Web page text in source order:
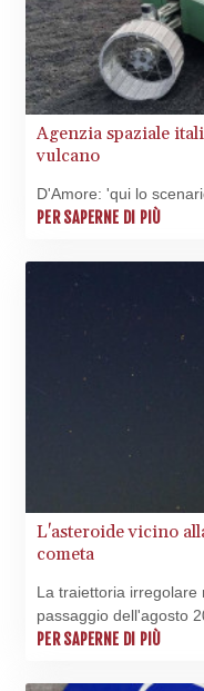
Agenzia spaziale
vulcano
D'Amore: 'qui lo
PER SAPERNE DI PIÙ
L'asteroide vicino
cometa
La traiettoria irregolare
passaggio dell'agosto
PER SAPERNE DI PIÙ